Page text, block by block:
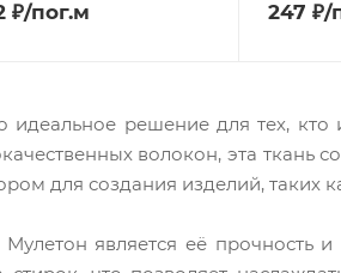
₽/пог.м 247 ₽/
решение для тех, кто
волокон, эта ткань
для создания изделий, таких
является её прочность и